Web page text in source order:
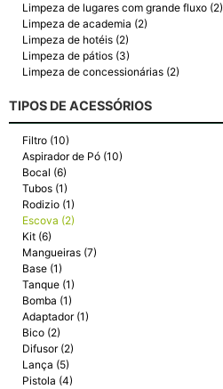
Limpeza de lugares com grande fluxo (2)
Limpeza de academia (2)
Limpeza de hotéis (2)
Limpeza de pátios (3)
Limpeza de concessionárias (2)
TIPOS DE ACESSÓRIOS
Filtro (10)
Aspirador de Pó (10)
Bocal (6)
Tubos (1)
Rodizio (1)
Escova (2)
Kit (6)
Mangueiras (7)
Base (1)
Tanque (1)
Bomba (1)
Adaptador (1)
Bico (2)
Difusor (2)
Lança (5)
Pistola (4)